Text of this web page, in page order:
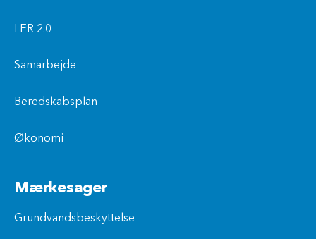
LER 2.0
Samarbejde
Beredskabsplan
Økonomi
Mærkesager
Grundvandsbeskyttelse